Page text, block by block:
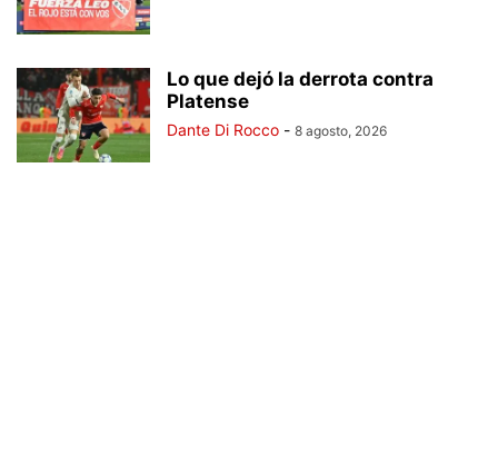
Lo que dejó la derrota contra
Platense
Dante Di Rocco - 8 agosto, 2026